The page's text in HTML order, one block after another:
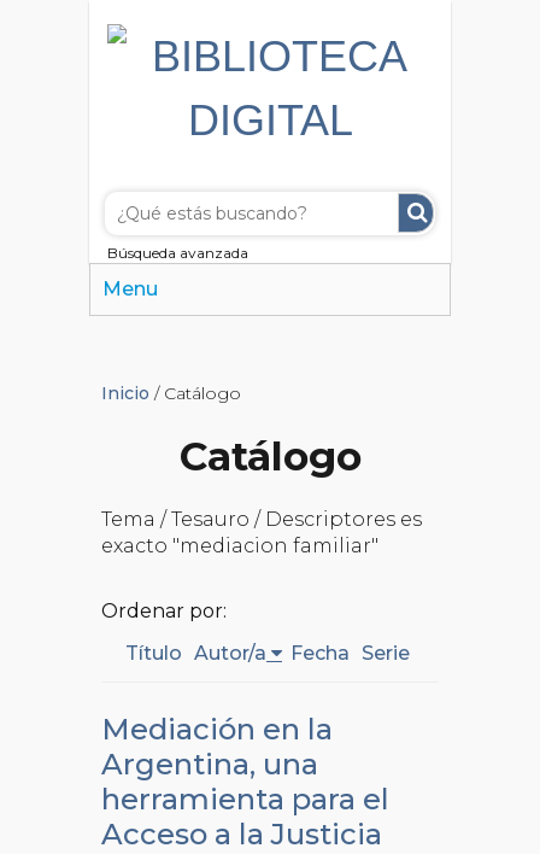
Búsqueda avanzada
Menu
Inicio / Catálogo
Catálogo
Tema / Tesauro / Descriptores es
exacto "mediacion familiar"
Ordenar por:
Título Autor/a Fecha Serie
Mediación en la
Argentina, una
herramienta para el
Acceso a la Justicia